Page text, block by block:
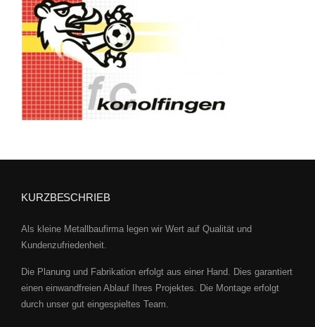
KURZBESCHRIEB
Als kleine Metallbaufirma legen wir Wert auf Qualität und
Kundenzufriedenheit.
Die Planung und Fabrikation erfolgt aus einer Hand. Dies garantiert
einen einwandfreien Ablauf Ihres Projektes. Die Montage erfolgt
durch unser gut eingespieltes Team.